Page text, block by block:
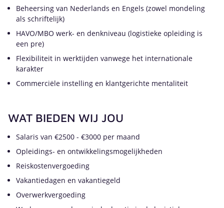
Beheersing van Nederlands en Engels (zowel mondeling
als schriftelijk)
HAVO/MBO werk- en denkniveau (logistieke opleiding is
een pre)
Flexibiliteit in werktijden vanwege het internationale
karakter
Commerciële instelling en klantgerichte mentaliteit
WAT BIEDEN WIJ JOU
Salaris van €2500 - €3000 per maand
Opleidings- en ontwikkelingsmogelijkheden
Reiskostenvergoeding
Vakantiedagen en vakantiegeld
Overwerkvergoeding